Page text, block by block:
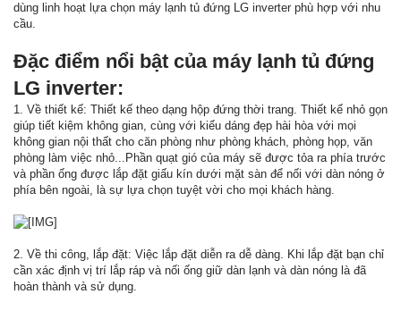
dùng linh hoạt lựa chọn máy lạnh tủ đứng LG inverter phù hợp với nhu
cầu.
Đặc điểm nổi bật của máy lạnh tủ đứng
LG inverter:
1. Về thiết kế: Thiết kế theo dạng hộp đứng thời trang. Thiết kế nhỏ gọn
giúp tiết kiệm không gian, cùng với kiểu dáng đẹp hài hòa với mọi
không gian nội thất cho căn phòng như phòng khách, phòng họp, văn
phòng làm việc nhỏ...Phần quạt gió của máy sẽ được tỏa ra phía trước
và phần ống được lắp đặt giấu kín dưới mặt sàn để nối với dàn nóng ở
phía bên ngoài, là sự lựa chọn tuyệt vời cho mọi khách hàng.
2. Về thi công, lắp đặt: Việc lắp đặt diễn ra dễ dàng. Khi lắp đặt bạn chỉ
cần xác định vị trí lắp ráp và nối ống giữ dàn lạnh và dàn nóng là đã
hoàn thành và sử dụng.